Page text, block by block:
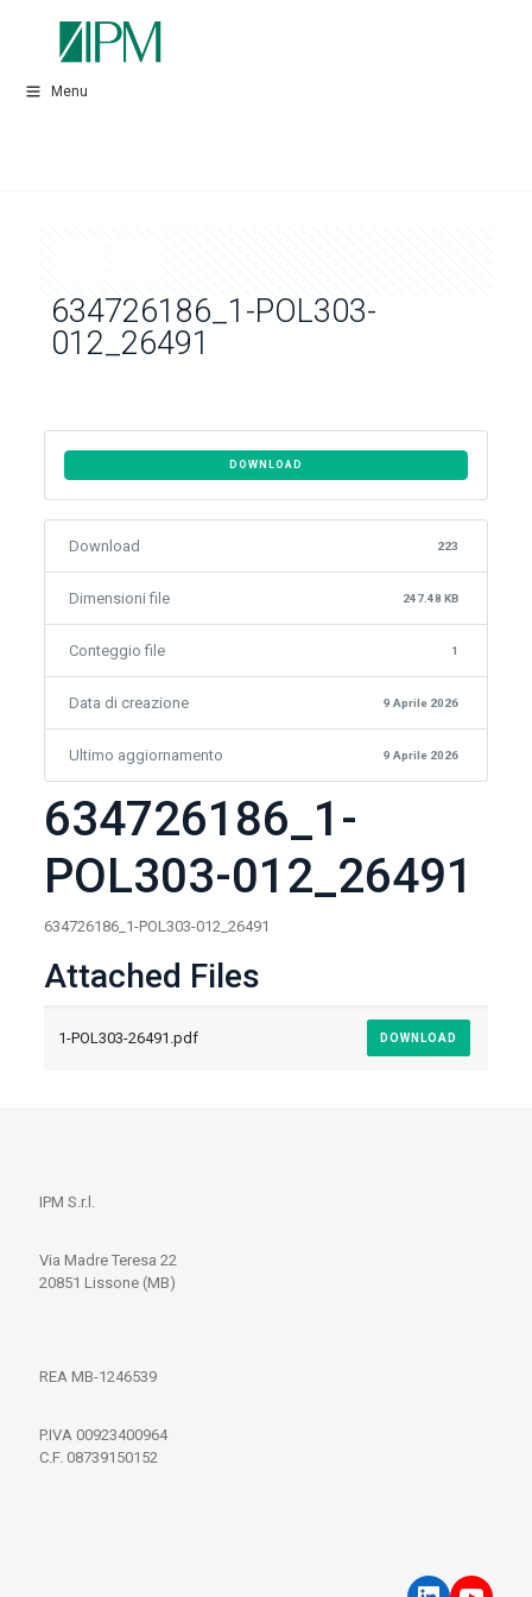
Menu
634726186_1-POL303-
012_26491
DOWNLOAD
Download 223
Dimensioni file 247.48 KB
Conteggio file 1
Data di creazione 9 Aprile 2026
Ultimo aggiornamento 9 Aprile 2026
634726186_1-
POL303-012_26491
634726186_1-POL303-012_26491
Attached Files
1-POL303-26491.pdf DOWNLOAD
IPM S.r.l.
Via Madre Teresa 22
20851 Lissone (MB)
REA MB-1246539
P.IVA 00923400964
C.F. 08739150152